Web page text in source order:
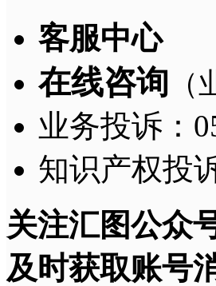
客服中心
在线咨询 （
业务投诉：
知识产权投
关注汇图公众
及时获取账号